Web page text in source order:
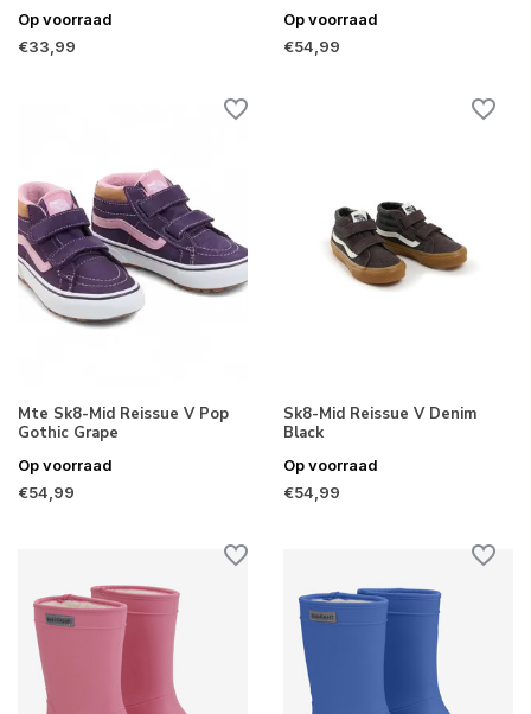
Op voorraad
€33,99
Op voorraad
€54,99
Mte Sk8-Mid Reissue V Pop
Gothic Grape
Op voorraad
€54,99
Sk8-Mid Reissue V Denim
Black
Op voorraad
€54,99